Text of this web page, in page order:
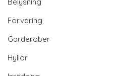
Förvaring
Garderober
Hyllor